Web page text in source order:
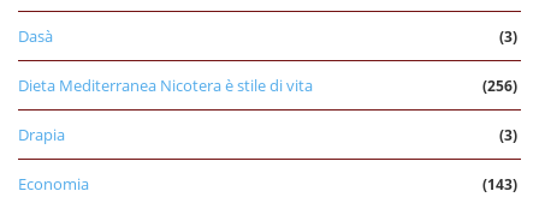
Dasà (3)
Dieta Mediterranea Nicotera è stile di vita (256)
Drapia (3)
Economia (143)